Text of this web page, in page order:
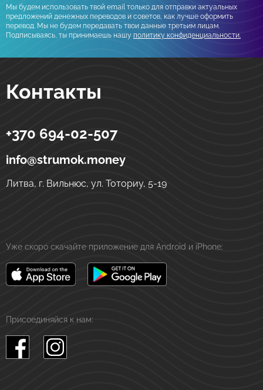
Мы будем использовать твой email только для отправки актуальных
предложений денежных переводов и советов, как лучше оформить
перевод. Мы не будем передавать твои данные третьим лицам.
Подписываясь, ты принимаешь нашу политику конфиденциальности.
Контакты
Strumok
Денежные переводы в Украине
ул. Тоториу, 5-19
+370 694-02-507
info@strumok.money
Литва, г. Вильнюс, ул. Тоториу, 5-19
Уже скоро скачайте приложение для Android и iPhone:
Присоединяйся к нам: